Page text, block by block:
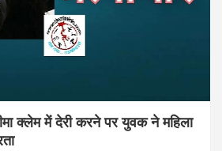
क्लेम में देरी करने पर युवक ने महिला